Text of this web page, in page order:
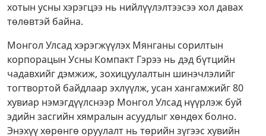
хотын усны хэрэгцээ нь нийлүүлэлтээсээ хол давах
төлөвтэй байна.
Монгол Улсад хэрэгжүүлэх Мянганы сорилтын
корпорацын Усны Компакт Гэрээ нь дэд бүтцийн
чадавхийг дэмжиж, зохицуулалтын шинэчлэлийг
тогтвортой байдлаар эхлүүлж, усан хангамжийг 80
хувиар нэмэгдүүлснээр Монгол Улсад нүүрлэж буй
эдийн засгийн хямралын асуудлыг хөндөх болно.
Энэхүү хөрөнгө оруулалт нь төрийн зүгээс хувийн